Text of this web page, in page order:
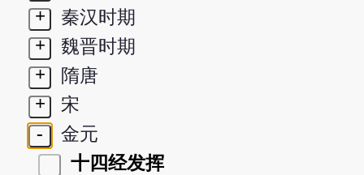
+
秦汉时期
+
魏晋时期
+
隋唐
+
宋
-
金元
十四经发挥